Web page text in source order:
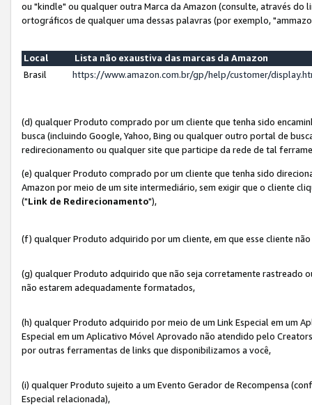
ou "kindle" ou qualquer outra Marca da Amazon (consulte, através do
ortográficos de qualquer uma dessas palavras (por exemplo,
Local
Lista não exaustiva das marcas da Amazon
Brasil
https://www.amazon.com.br/gp/help/customer/
(d) qualquer Produto comprado por um cliente que tenha sido
busca (incluindo Google, Yahoo, Bing ou qualquer outro portal de
redirecionamento ou qualquer site que participe da rede de tal
(e) qualquer Produto comprado por um cliente que tenha sido
Amazon por meio de um site intermediário, sem exigir que o cliente
("Link de Redirecionamento"),
(f) qualquer Produto adquirido por um cliente, em que esse cliente
(g) qualquer Produto adquirido que não seja corretamente rastreado
não estarem adequadamente formatados,
(h) qualquer Produto adquirido por meio de um Link Especial em um
Especial em um Aplicativo Móvel Aprovado não atendido pelo
por outras ferramentas de links que disponibilizamos a você,
(i) qualquer Produto sujeito a um Evento Gerador de Recompensa
Especial relacionada),